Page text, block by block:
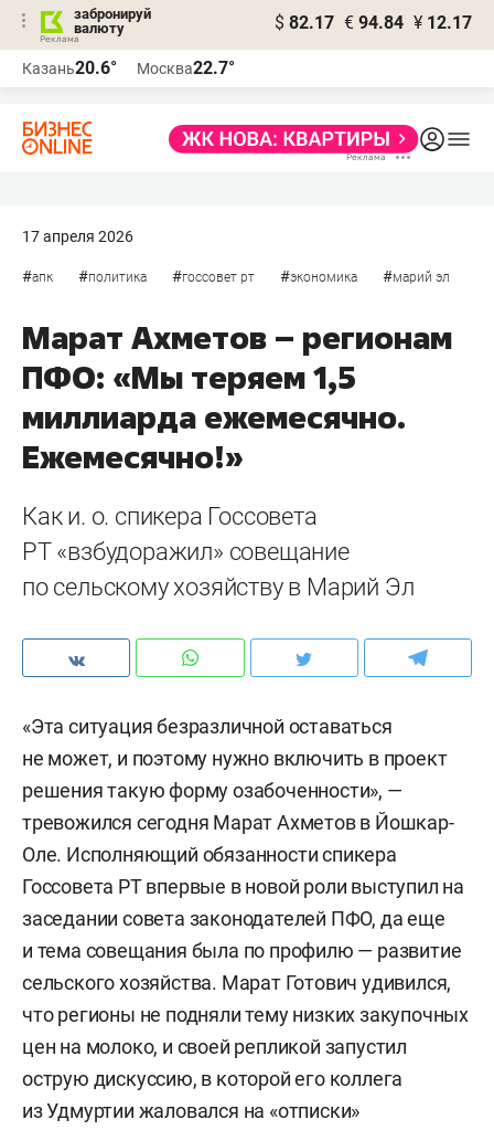
забронируй
валюту
$ 82.17 € 94.84 ¥ 12.17
Казань20.6° Москва22.7°
17 апреля 2026
#апк #политика #госсовет рт #экономика #марий эл
Марат Ахметов – регионам
ПФО: «Мы теряем 1,5
миллиарда ежемесячно.
Ежемесячно!»
Как и. о. спикера Госсовета
РТ «взбудоражил» совещание
по сельскому хозяйству в Марий Эл
«Эта ситуация безразличной оставаться
не может, и поэтому нужно включить в проект
решения такую форму озабоченности», —
тревожился сегодня Марат Ахметов в Йошкар-
Оле. Исполняющий обязанности спикера
Госсовета РТ впервые в новой роли выступил на
заседании совета законодателей ПФО, да еще
и тема совещания была по профилю — развитие
сельского хозяйства. Марат Готович удивился,
что регионы не подняли тему низких закупочных
цен на молоко, и своей репликой запустил
острую дискуссию, в которой его коллега
из Удмуртии жаловался на «отписки»